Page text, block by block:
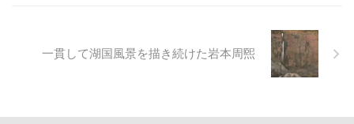
一貫して湖国風景を描き続けた岩本周煕